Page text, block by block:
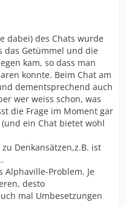
dabei) des Chats wurde
das Getümmel und die
kam, so dass man
konnte. Beim Chat am
dementsprechend auch
wer weiss schon, was
die Frage im Moment gar
ein Chat bietet wohl
Denkansätzen,z.B. ist
Problem. Je
desto
mal Umbesetzungen